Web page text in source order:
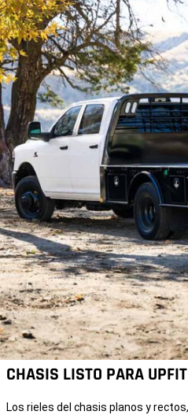
CHASIS LISTO PARA UPFIT
Los rieles del chasis planos y